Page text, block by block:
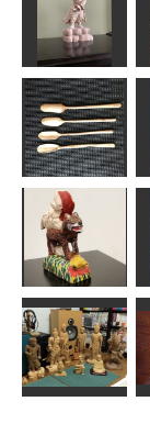
金剛力士
なんぺい
伐折羅大将
みっちゃん
デザート用ス
プーン
ムーミンパパ
羊の皮を着る
狼に変貌する
寸前
のりお